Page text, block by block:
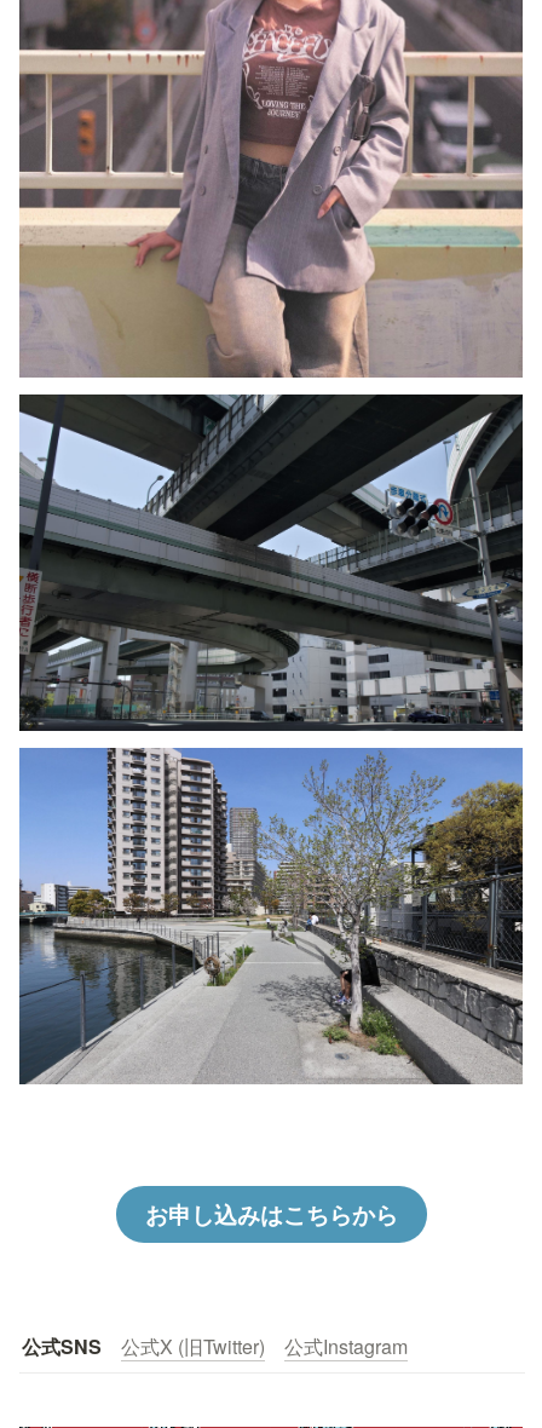
お申し込みはこちらから
公式SNS 公式X (旧Twitter) 公式Instagram